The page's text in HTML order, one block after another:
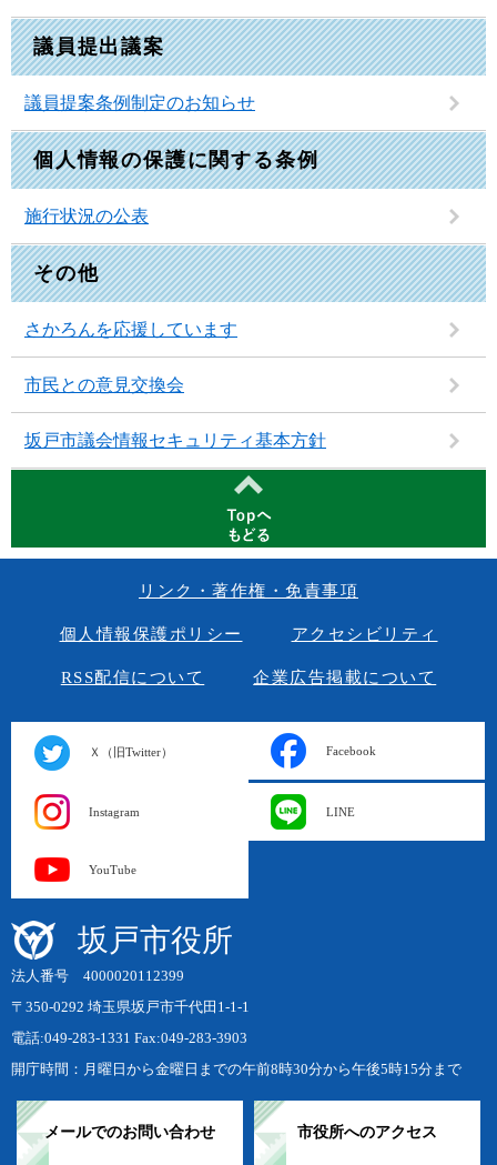
議員提出議案
議員提案条例制定のお知らせ
個人情報の保護に関する条例
施行状況の公表
その他
さかろんを応援しています
市民との意見交換会
坂戸市議会情報セキュリティ基本方針
リンク・著作権・免責事項
個人情報保護ポリシー アクセシビリティ
RSS配信について 企業広告掲載について
Ｘ（旧Twitter） Facebook
Instagram LINE
YouTube
坂戸市役所
法人番号 4000020112399
〒350-0292 埼玉県坂戸市千代田1-1-1
電話:049-283-1331 Fax:049-283-3903
開庁時間：月曜日から金曜日までの午前8時30分から午後5時15分まで
メールでのお問い合わせ 市役所へのアクセス